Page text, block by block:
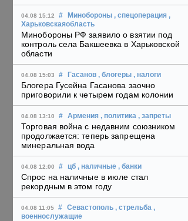
04.08 15:12 # Минобороны , спецоперация ,
Харьковскаяобласть
Минобороны РФ заявило о взятии под
контроль села Бакшеевка в Харьковской
области
04.08 15:03 # Гасанов , блогеры , налоги
Блогера Гусейна Гасанова заочно
приговорили к четырем годам колонии
04.08 13:10 # Армения , политика , запреты
Торговая война с недавним союзником
продолжается: теперь запрещена
минеральная вода
04.08 12:00 # цб , наличные , банки
Спрос на наличные в июле стал
рекордным в этом году
04.08 11:05 # Севастополь , стрельба ,
военнослужащие